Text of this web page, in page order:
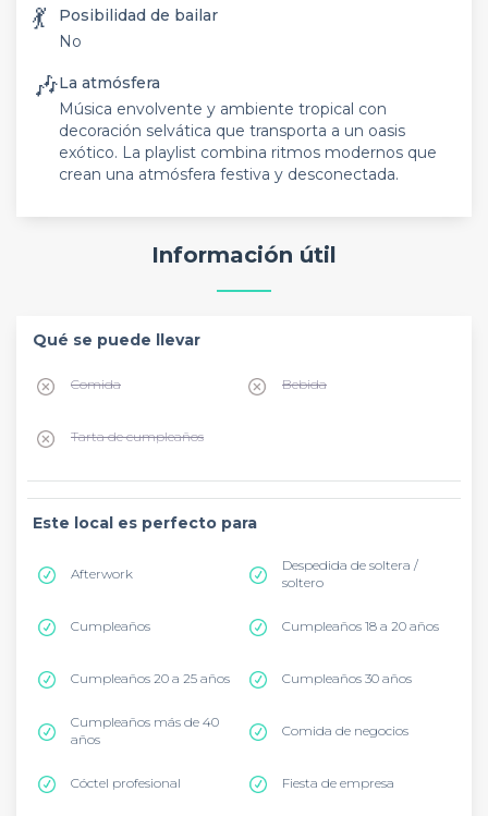
💃
Posibilidad de bailar
No
🎶La atmósfera
Música envolvente y ambiente tropical con
decoración selvática que transporta a un oasis
exótico. La playlist combina ritmos modernos que
crean una atmósfera festiva y desconectada.
Información útil
Qué se puede llevar
Comida Bebida
Tarta de cumpleaños
Este local es perfecto para
Afterwork
Despedida de soltera /
soltero
Cumpleaños Cumpleaños 18 a 20 años
Cumpleaños 20 a 25 años Cumpleaños 30 años
Cumpleaños más de 40
años
Comida de negocios
Cóctel profesional Fiesta de empresa